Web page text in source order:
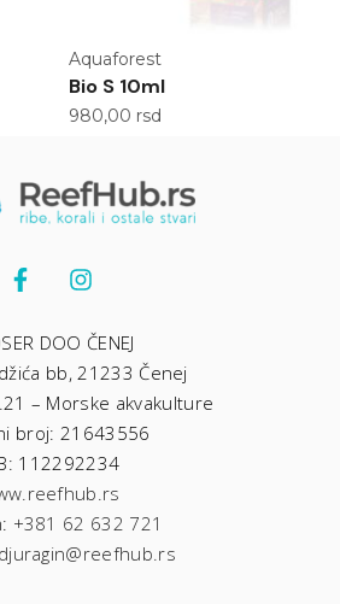
Aquaforest
Bio S 10ml
980,00 rsd
DOO ČENEJ
bb, 21233 Čenej
– Morske akvakulture
broj: 21643556
112292234
+381 62 632 721